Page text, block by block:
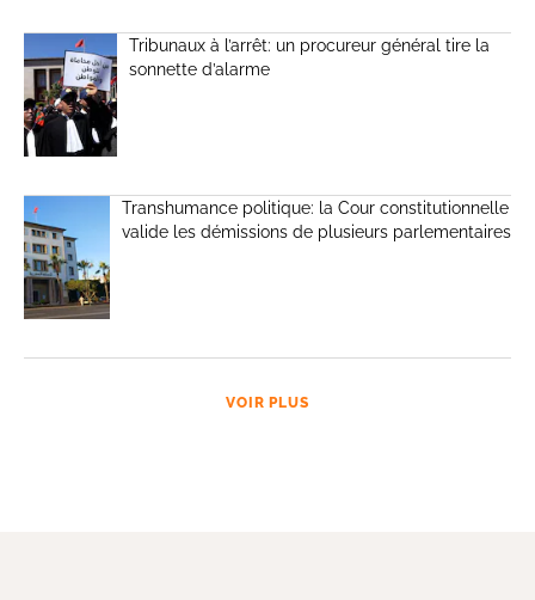
Tribunaux à l’arrêt: un procureur général tire la
sonnette d’alarme
Transhumance politique: la Cour constitutionnelle
valide les démissions de plusieurs parlementaires
VOIR PLUS